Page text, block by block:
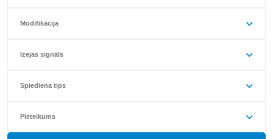
Modifikācija
Izejas signāls
Spiediena tips
Pieteikums